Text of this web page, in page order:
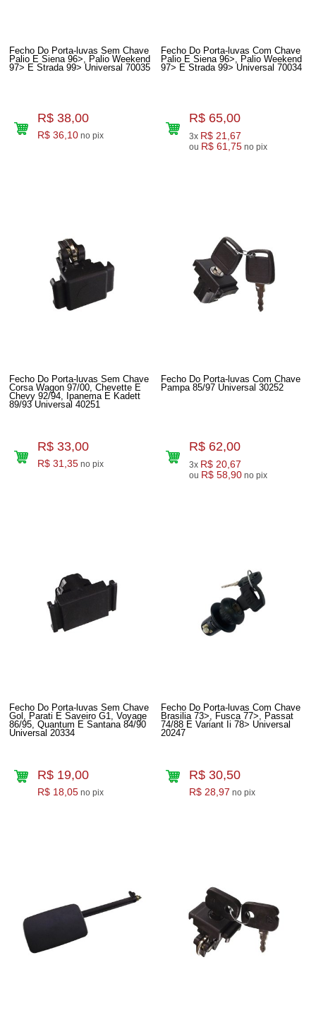
Fecho Do Porta-luvas Sem Chave
Palio E Siena 96>, Palio Weekend
97> E Strada 99> Universal 70035
R$ 38,00
R$ 36,10 no pix
Fecho Do Porta-luvas Com Chave
Palio E Siena 96>, Palio Weekend
97> E Strada 99> Universal 70034
R$ 65,00
3x R$ 21,67
ou R$ 61,75 no pix
Fecho Do Porta-luvas Sem Chave
Corsa Wagon 97/00, Chevette E
Chevy 92/94, Ipanema E Kadett
89/93 Universal 40251
R$ 33,00
R$ 31,35 no pix
Fecho Do Porta-luvas Com Chave
Pampa 85/97 Universal 30252
R$ 62,00
3x R$ 20,67
ou R$ 58,90 no pix
Fecho Do Porta-luvas Sem Chave
Gol, Parati E Saveiro G1, Voyage
86/95, Quantum E Santana 84/90
Universal 20334
R$ 19,00
R$ 18,05 no pix
Fecho Do Porta-luvas Com Chave
Brasilia 73>, Fusca 77>, Passat
74/88 E Variant Ii 78> Universal
20247
R$ 30,50
R$ 28,97 no pix